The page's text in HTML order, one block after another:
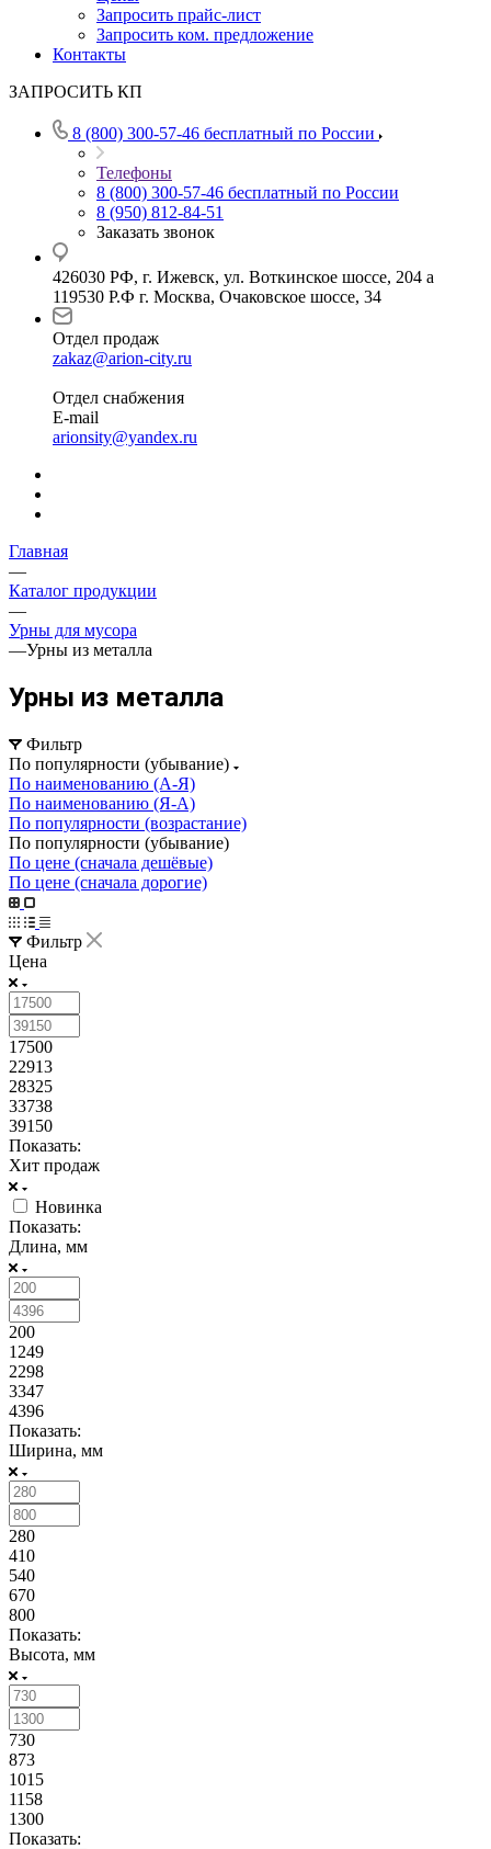
Запросить прайс-лист
Запросить ком. предложение
Контакты
ЗАПРОСИТЬ КП
8 (800) 300-57-46 бесплатный по России
Телефоны
8 (800) 300-57-46 бесплатный по России
8 (950) 812-84-51
Заказать звонок
426030 РФ, г. Ижевск, ул. Воткинское шоссе, 204 а
119530 Р.Ф г. Москва, Очаковское шоссе, 34
Отдел продаж
zakaz@arion-city.ru
Отдел снабжения
E-mail
arionsity@yandex.ru
Главная
—
Каталог продукции
—
Урны для мусора
—Урны из металла
Урны из металла
Фильтр
По популярности (убывание)
По наименованию (А-Я)
По наименованию (Я-А)
По популярности (возрастание)
По популярности (убывание)
По цене (сначала дешёвые)
По цене (сначала дорогие)
Фильтр
Цена
17500
22913
28325
33738
39150
Показать:
Хит продаж
Новинка
Показать:
Длина, мм
200
1249
2298
3347
4396
Показать:
Ширина, мм
280
410
540
670
800
Показать:
Высота, мм
730
873
1015
1158
1300
Показать: